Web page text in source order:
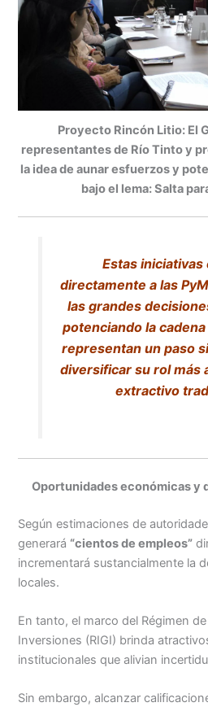
Proyecto Rincón Litio: El
representantes de Río Tinto y
la idea de aunar esfuerzos y
bajo el lema: Salta
Estas iniciativas
directamente a las
las grandes
potenciando la
representan un paso
diversificar su rol más
extractivo
Oportunidades económicas y
Según estimaciones de
generará “cientos de empleos”
incrementará sustancialmente la
locales.
En tanto, el marco del Régimen
Inversiones (RIGI) brinda
institucionales que alivian
Sin embargo, alcanzar